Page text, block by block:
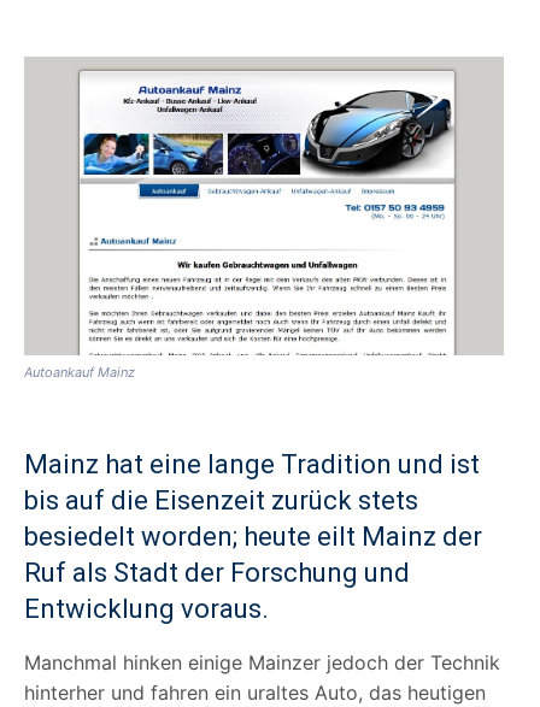
Autoankauf Mainz
Mainz hat eine lange Tradition und ist
bis auf die Eisenzeit zurück stets
besiedelt worden; heute eilt Mainz der
Ruf als Stadt der Forschung und
Entwicklung voraus.
Manchmal hinken einige Mainzer jedoch der Technik
hinterher und fahren ein uraltes Auto, das heutigen